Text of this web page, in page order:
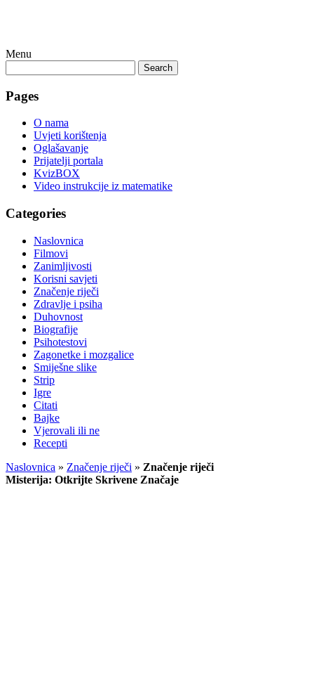
Menu
Search
Pages
O nama
Uvjeti korištenja
Oglašavanje
Prijatelji portala
KvizBOX
Video instrukcije iz matematike
Categories
Naslovnica
Filmovi
Zanimljivosti
Korisni savjeti
Značenje riječi
Zdravlje i psiha
Duhovnost
Biografije
Psihotestovi
Zagonetke i mozgalice
Smiješne slike
Strip
Igre
Citati
Bajke
Vjerovali ili ne
Recepti
Naslovnica » Značenje riječi » Značenje riječi
Misterija: Otkrijte Skrivene Značaje